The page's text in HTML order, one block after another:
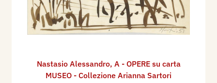
Nastasio Alessandro, A - OPERE su carta
MUSEO - Collezione Arianna Sartori